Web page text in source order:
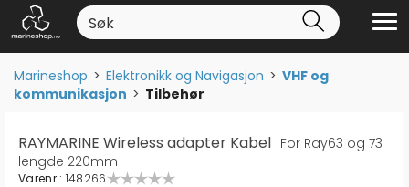
Marineshop>Elektronikk og Navigasjon>VHF og
kommunikasjon>Tilbehør
RAYMARINE Wireless adapter Kabel For Ray63 og 73
lengde 220mm
Varenr.: 148266